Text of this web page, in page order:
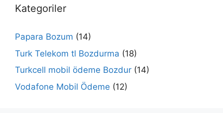
Kategoriler
Papara Bozum (14)
Turk Telekom tl Bozdurma (18)
Turkcell mobil ödeme Bozdur (14)
Vodafone Mobil Ödeme (12)